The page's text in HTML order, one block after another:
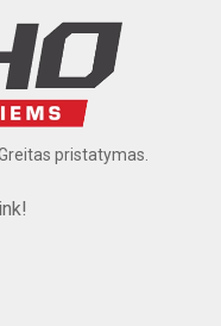
pristatymas.